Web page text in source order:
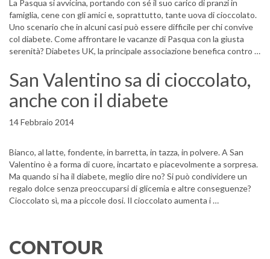
La Pasqua si avvicina, portando con sé il suo carico di pranzi in
famiglia, cene con gli amici e, soprattutto, tante uova di cioccolato.
Uno scenario che in alcuni casi può essere difficile per chi convive
col diabete. Come affrontare le vacanze di Pasqua con la giusta
serenità? Diabetes UK, la principale associazione benefica contro …
San Valentino sa di cioccolato,
anche con il diabete
14 Febbraio 2014
Bianco, al latte, fondente, in barretta, in tazza, in polvere. A San
Valentino è a forma di cuore, incartato e piacevolmente a sorpresa.
Ma quando si ha il diabete, meglio dire no? Si può condividere un
regalo dolce senza preoccuparsi di glicemia e altre conseguenze?
Cioccolato sì, ma a piccole dosi. Il cioccolato aumenta i …
CONTOUR